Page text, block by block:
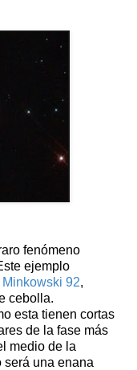
fenómeno
ejemplo
Minkowski 92,
cebolla.
esta tienen cortas
de la fase más
medio de la
será una enana